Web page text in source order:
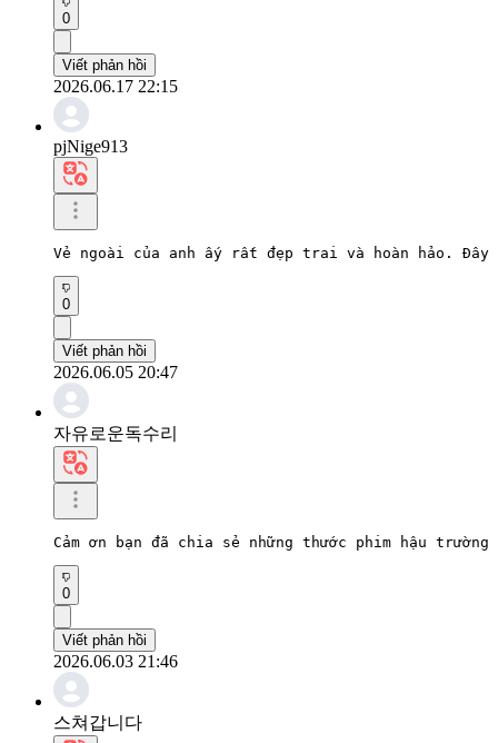
0
Viết phản hồi
2026.06.17 22:15
pjNige913
Vẻ ngoài của anh ấy rất đẹp trai và hoàn hảo.
0
Viết phản hồi
2026.06.05 20:47
자유로운독수리
Cảm ơn bạn đã chia sẻ những thước phim hậu
0
Viết phản hồi
2026.06.03 21:46
스쳐갑니다